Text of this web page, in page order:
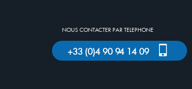
NOUS CONTACTER PAR TELEPHONE
+33 (0)4 90 94 14 09